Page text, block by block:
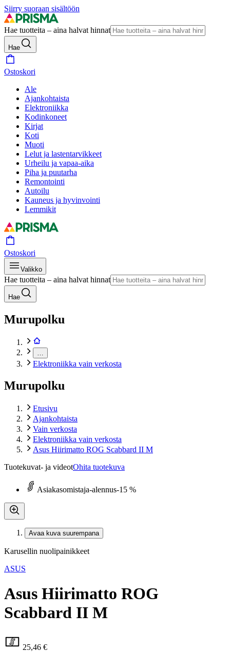
Siirry suoraan sisältöön
Hae tuotteita – aina halvat hinnat
Hae
Ostoskori
Ale
Ajankohtaista
Elektroniikka
Kodinkoneet
Kirjat
Koti
Muoti
Lelut ja lastentarvikkeet
Urheilu ja vapaa-aika
Piha ja puutarha
Remontointi
Autoilu
Kauneus ja hyvinvointi
Lemmikit
Ostoskori
Valikko
Hae tuotteita – aina halvat hinnat
Hae
Murupolku
Elektroniikka vain verkosta
Murupolku
Etusivu
Ajankohtaista
Vain verkosta
Elektroniikka vain verkosta
Asus Hiirimatto ROG Scabbard II M
Tuotekuvat- ja videotOhita tuotekuva
Asiakasomistaja-alennus-15 %
Avaa kuva suurempana
Karusellin nuolipainikkeet
ASUS
Asus Hiirimatto ROG
Scabbard II M
25,46 €